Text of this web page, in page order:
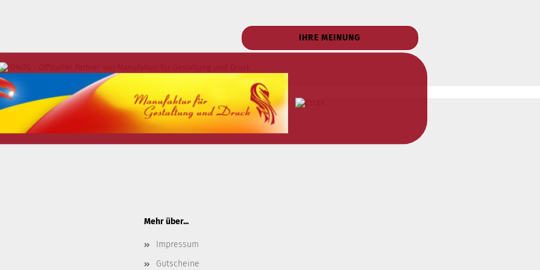
IHRE MEINUNG
bitte die Homepagezu diesem Artikel.
Mehr über...
Impressum
Gutscheine